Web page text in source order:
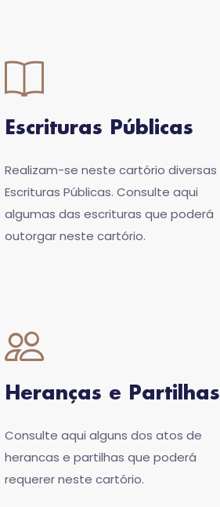
Escrituras Públicas
Realizam-se neste cartório diversas
Escrituras Públicas. Consulte aqui
algumas das escrituras que poderá
outorgar neste cartório.
Heranças e Partilhas
Consulte aqui alguns dos atos de
herancas e partilhas que poderá
requerer neste cartório.